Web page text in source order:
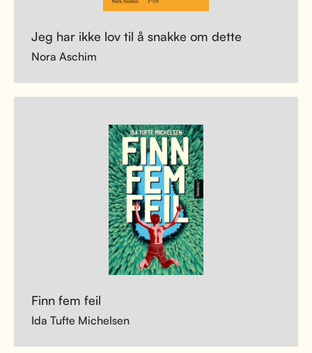
Jeg har ikke lov til å snakke om dette
Nora Aschim
Finn fem feil
Ida Tufte Michelsen